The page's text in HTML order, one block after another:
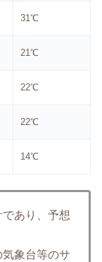
31℃
21℃
22℃
22℃
14℃
あり、予想
象台等のサ